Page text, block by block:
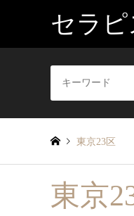
セラ
東京23区
東京